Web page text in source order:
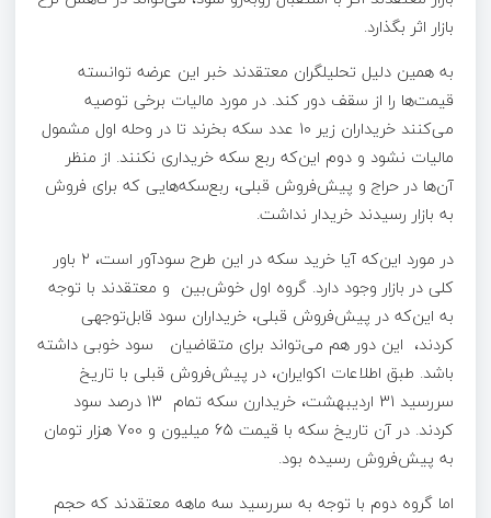
بازار اثر بگذارد.
به همین دلیل تحلیلگران معتقدند خبر این عرضه توانسته
قیمت‌ها را از سقف دور کند. در مورد مالیات برخی توصیه
می‌کنند خریداران زیر 10 عدد سکه بخرند تا در وحله اول مشمول
مالیات نشود و دوم این‌که ربع سکه خریداری نکنند. از منظر
آن‌ها در حراج و پیش‌فروش قبلی، ربع‌سکه‌هایی که برای فروش
به بازار رسیدند خریدار نداشت.
در مورد این‌که آیا خرید سکه در این طرح سودآور است، ۲ باور
کلی در بازار وجود دارد. گروه اول خوش‌بین و معتقدند با توجه
به این‌که در پیش‌فروش قبلی، خریداران سود قابل‌توجهی
کردند، این دور هم می‌تواند برای متقاضیان سود خوبی داشته
باشد. طبق اطلاعات اکوایران، در پیش‌فروش قبلی با تاریخ
سررسید 31 اردیبهشت، خریدارن سکه تمام 13 درصد سود
کردند. در آن تاریخ سکه با قیمت 65 میلیون و 700 هزار تومان
به پیش‌فروش رسیده بود.
اما گروه دوم با توجه به سررسید سه ماهه معتقدند که حجم